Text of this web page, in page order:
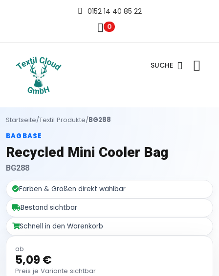
0152 14 40 85 22
0
SUCHE
Startseite/Textil Produkte/BG288
BAGBASE
Recycled Mini Cooler Bag
BG288
Farben & Größen direkt wählbar
Bestand sichtbar
Schnell in den Warenkorb
ab
5,09 €
Preis je Variante sichtbar